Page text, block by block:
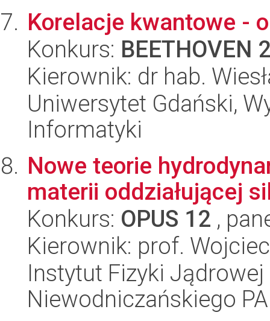
Korelacje kwantowe -
Konkurs: BEETHOVEN
Kierownik: dr hab.
Uniwersytet Gdański,
Informatyki
Nowe teorie
materii oddziałującej
Konkurs: OPUS 12 ,
Kierownik: prof.
Instytut Fizyki
Niewodniczańskiego